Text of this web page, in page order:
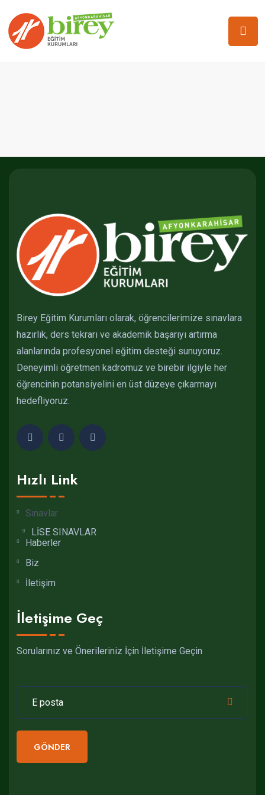
Birey Eğitim Kurumları olarak, öğrencilerimize sınavlara
hazırlık, ders tekrarı ve akademik başarıyı artırma
alanlarında profesyonel eğitim desteği sunuyoruz.
Deneyimli öğretmen kadromuz ve birebir ilgiyle her
öğrencinin potansiyelini en üst düzeye çıkarmayı
hedefliyoruz.
Hızlı Link
Sınavlar
LİSE SINAVLAR
Haberler
Biz
İletişim
İletişime Geç
Sorularınız ve Önerileriniz İçin İletişime Geçin
GÖNDER